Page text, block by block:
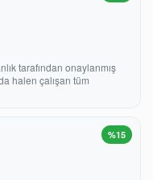
tarafından onaylanmış
halen çalışan tüm
%15